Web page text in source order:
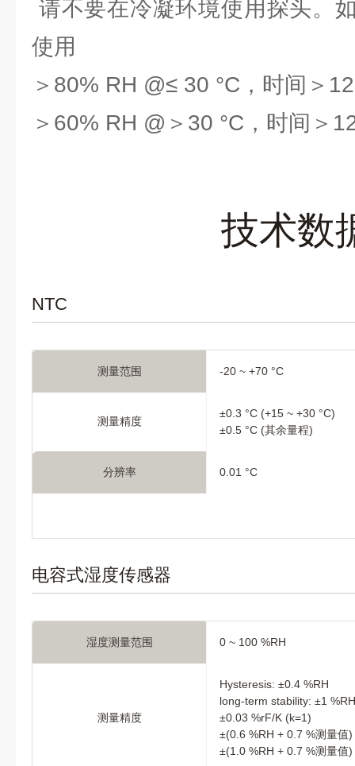
请不要在冷凝环境使用探头。
使用
＞80% RH @≤ 30 °C，时间＞
＞60% RH @＞30 °C，时间＞
技术数
NTC
测量范围 -20 ~ +70 °C
测量精度
±0.3 °C (+15 ~ +30 °C)
±0.5 °C (其余量程)
分辨率 0.01 °C
电容式湿度传感器
湿度测量范围 0 ~ 100 %RH
测量精度
Hysteresis: ±0.4 %RH
long-term stability: ±1
±0.03 %rF/K (k=1)
±(0.6 %RH + 0.7 %测量值
±(1.0 %RH + 0.7 %测量值